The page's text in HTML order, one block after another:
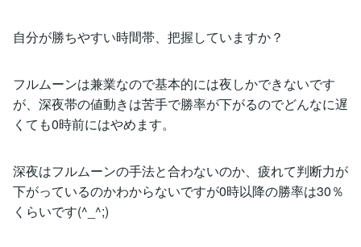
自分が勝ちやすい時間帯、把握していますか？
フルムーンは兼業なので基本的には夜しかできないです
が、深夜帯の値動きは苦手で勝率が下がるのでどんなに遅
くても0時前にはやめます。
深夜はフルムーンの手法と合わないのか、疲れて判断力が
下がっているのかわからないですが0時以降の勝率は30％
くらいです(^_^;)